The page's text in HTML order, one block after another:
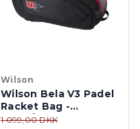
Wilson
Wilson Bela V3 Padel
Racket Bag -
Black/Red
1.099,00 DKK